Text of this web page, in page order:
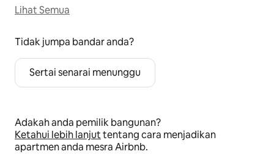
Lihat Semua
Tidak jumpa bandar anda?
Sertai senarai menunggu
Adakah anda pemilik bangunan?
Ketahui lebih lanjuttentang cara menjadikan
apartmen anda mesra Airbnb.